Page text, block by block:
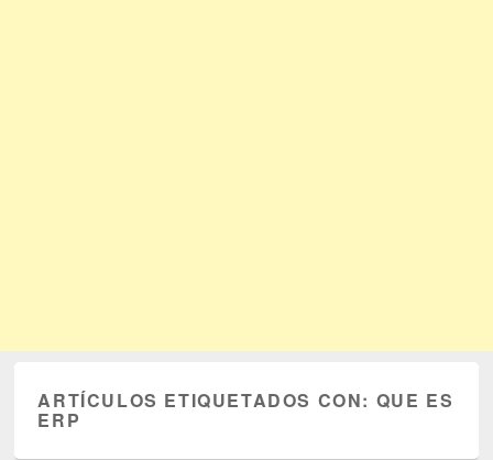
ARTÍCULOS ETIQUETADOS CON: QUE ES
ERP